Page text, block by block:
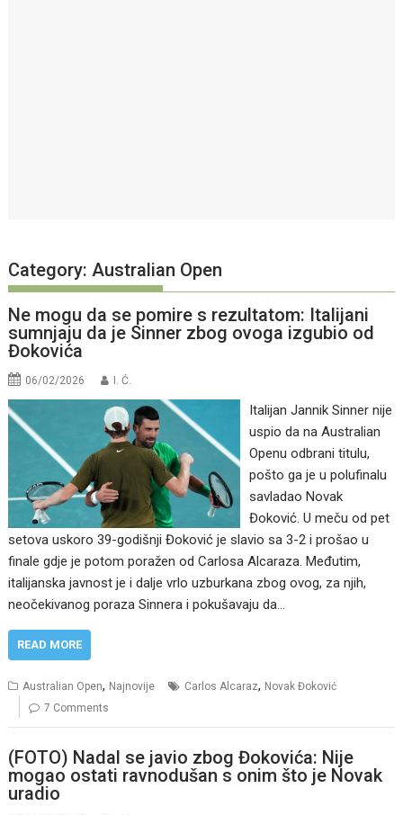
Category:Australian Open
Ne mogu da se pomire s rezultatom: Italijani
sumnjaju da je Sinner zbog ovoga izgubio od
Đokovića
06/02/2026 I. Ć.
Italijan Jannik Sinner nije
uspio da na Australian
Openu odbrani titulu,
pošto ga je u polufinalu
savladao Novak
Đoković. U meču od pet
setova uskoro 39-godišnji Đoković je slavio sa 3-2 i prošao u
finale gdje je potom poražen od Carlosa Alcaraza. Međutim,
italijanska javnost je i dalje vrlo uzburkana zbog ovog, za njih,
neočekivanog poraza Sinnera i pokušavaju da…
READ MORE
Australian Open, Najnovije Carlos Alcaraz, Novak Đoković
7 Comments
(FOTO) Nadal se javio zbog Đokovića: Nije
mogao ostati ravnodušan s onim što je Novak
uradio